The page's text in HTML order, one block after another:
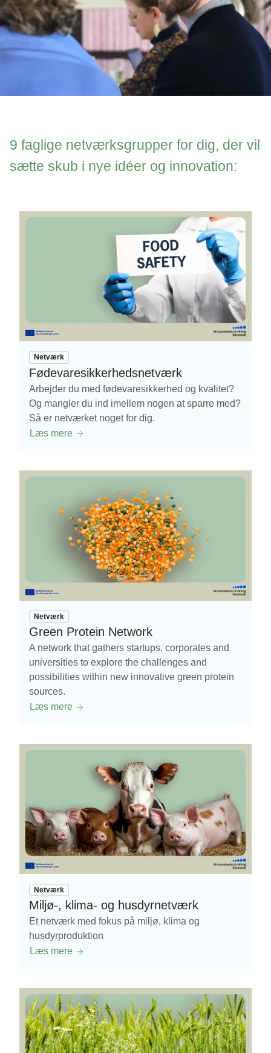
9 faglige netværksgrupper for dig, der vil
sætte skub i nye idéer og innovation:
Netværk
Fødevaresikkerhedsnetværk
Arbejder du med fødevaresikkerhed og kvalitet?
Og mangler du ind imellem nogen at sparre med?
Så er netværket noget for dig.
Læs mere
Netværk
Green Protein Network
A network that gathers startups, corporates and
universities to explore the challenges and
possibilities within new innovative green protein
sources.
Læs mere
Netværk
Miljø-, klima- og husdyrnetværk
Et netværk med fokus på miljø, klima og
husdyrproduktion
Læs mere